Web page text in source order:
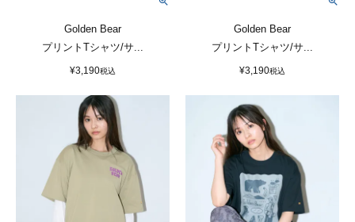
Golden Bear
プリントTシャツ/サ...
¥3,190税込
Golden Bear
プリントTシャツ/サ...
¥3,190税込